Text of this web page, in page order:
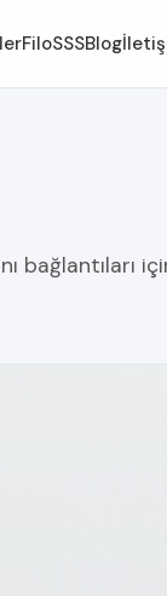
FiloSSSBlog
bağlantıları